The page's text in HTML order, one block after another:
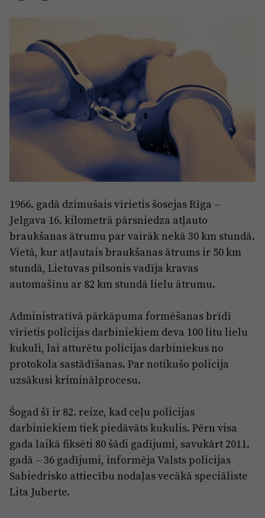
Pierīga
Ādaži
Ķekava
Salaspils
Saulkrasti
Jūrmala
Projekti
Mediju atbalsta fonds
Zivju fonds
Zaļā nākotne
Iedvesmai nav vecuma
Kodols
Kontakti
Reklāma
Par laikrakstu
Ētikas kodekss
Pārredzamības paziņojumi
1966. gadā dzimušais vīrietis šosejas Rīga –
Jelgava 16. kilometrā pārsniedza atļauto
braukšanas ātrumu par vairāk nekā 30 km stundā.
Vietā, kur atļautais braukšanas ātrums ir 50 km
stundā, Lietuvas pilsonis vadīja kravas
automašīnu ar 82 km stundā lielu ātrumu.
Administratīvā pārkāpuma formēšanas brīdī
vīrietis policijas darbiniekiem deva 100 litu lielu
kukuli, lai atturētu policijas darbiniekus no
protokola sastādīšanas. Par notikušo policija
uzsākusi kriminālprocesu.
Šogad šī ir 82. reize, kad ceļu policijas
darbiniekiem tiek piedāvāts kukulis. Pērn visa
gada laikā fiksēti 80 šādi gadījumi, savukārt 2011.
gadā – 36 gadījumi, informēja Valsts policijas
Sabiedrisko attiecību nodaļas vecākā speciāliste
Lita Juberte.